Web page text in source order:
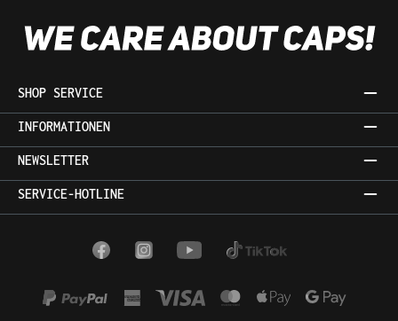
SHOP SERVICE
INFORMATIONEN
NEWSLETTER
SERVICE-HOTLINE